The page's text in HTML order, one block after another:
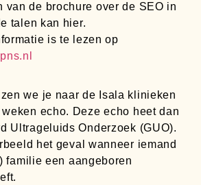
van de brochure over de SEO in
talen kan hier.
is te lezen op
we je naar de Isala klinieken
echo. Deze echo heet dan
Ultrageluids Onderzoek (GUO).
het geval wanneer iemand
familie een aangeboren